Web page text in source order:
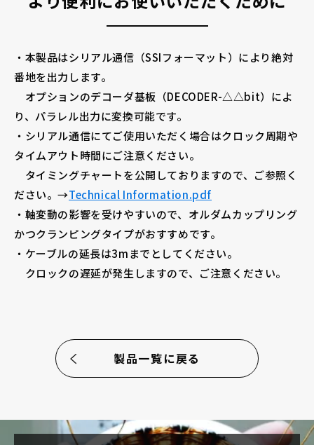
・本製品はシリアル通信（SSIフォーマット）により絶対
番地を出力します。
オプションのデコーダ基板（DECODER-△△bit）によ
り、パラレル出力に変換可能です。
・シリアル通信にてご使用いただく場合はクロック周期や
タイムアウト時間にご注意ください。
タイミングチャートを公開しておりますので、ご参照く
ださい。→Technical Information.pdf
・軸変動の影響を受けやすいので、オルダムカップリング
かつクランピングタイプがおすすめです。
・ケーブルの延長は3mまでとしてください。
クロックの遅延が発生しますので、ご注意ください。
製品一覧に戻る